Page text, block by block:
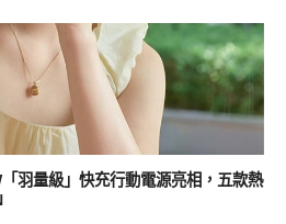
羽量級」快充行動電源亮相，五款熱